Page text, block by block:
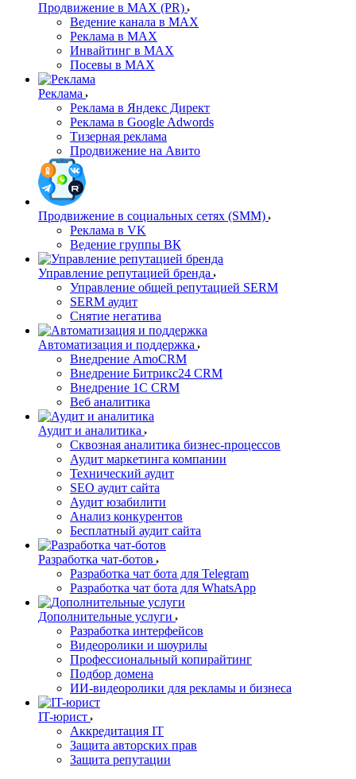
Продвижение в MAX (PR)
Ведение канала в MAX
Реклама в MAX
Инвайтинг в MAX
Посевы в MAX
Реклама
Реклама в Яндекс Директ
Реклама в Google Adwords
Тизерная реклама
Продвижение на Авито
Продвижение в социальных сетях (SMM)
Реклама в VK
Ведение группы ВК
Управление репутацией бренда
Управление общей репутацией SERM
SERM аудит
Снятие негатива
Автоматизация и поддержка
Внедрение AmoCRM
Внедрение Битрикс24 CRM
Внедрение 1C CRM
Веб аналитика
Аудит и аналитика
Сквозная аналитика бизнес-процессов
Аудит маркетинга компании
Технический аудит
SEO аудит сайта
Аудит юзабилити
Анализ конкурентов
Бесплатный аудит сайта
Разработка чат-ботов
Разработка чат бота для Telegram
Разработка чат бота для WhatsApp
Дополнительные услуги
Разработка интерфейсов
Видеоролики и шоурилы
Профессиональный копирайтинг
Подбор домена
ИИ-видеоролики для рекламы и бизнеса
IT-юрист
Аккредитация IT
Защита авторских прав
Защита репутации